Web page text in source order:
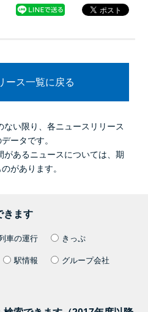
ース一覧に戻る
い限り、各ニュースリリース
ータです。
あるニュースについては、期
があります。
きます
車の運行 きっぷ
駅情報 グループ会社